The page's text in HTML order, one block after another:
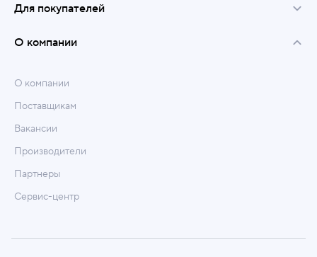
Для покупателей
О компании
О компании
Поставщикам
Вакансии
Производители
Партнеры
Сервис-центр